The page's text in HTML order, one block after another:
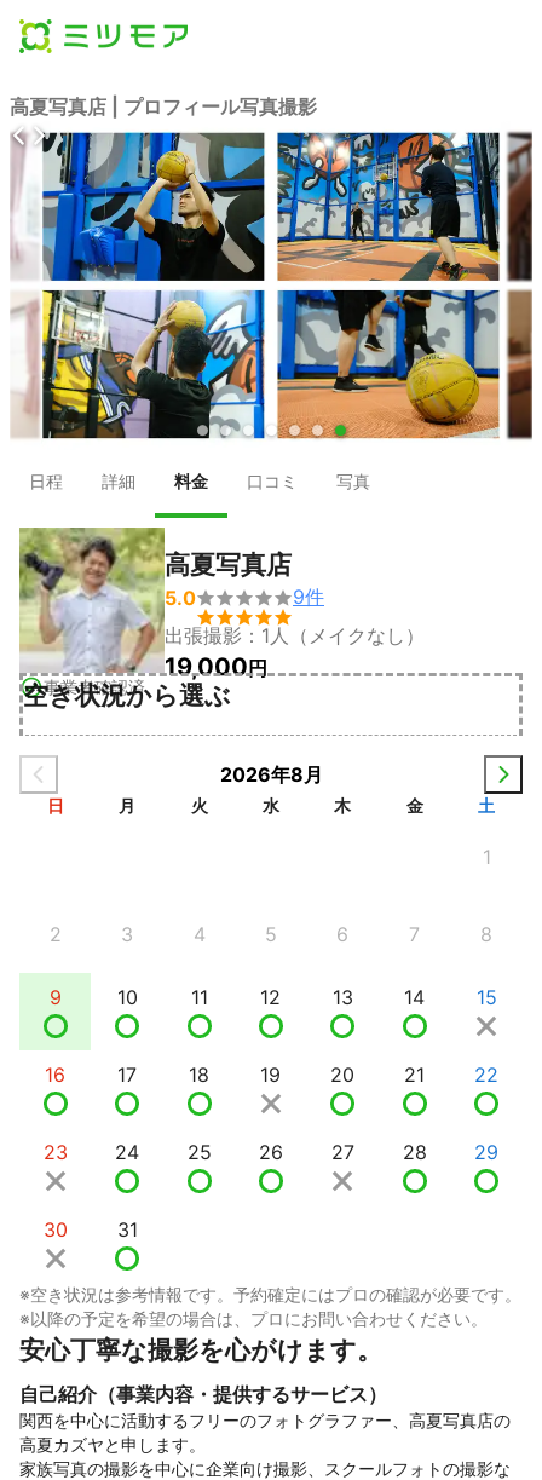
高夏写真店 | プロフィール写真撮影
● ● ● ● ● ● ●
日程 詳細 料金 口コミ 写真
事業者確認済
高夏写真店
5.0

9件
出張撮影：1人（メイクなし）
19,000円
空き状況から選ぶ
2026年8月
日 月 火 水 木 金 土
1
2 3 4 5 6 7 8
9 10 11 12 13 14 15
16 17 18 19 20 21 22
23 24 25 26 27 28 29
30 31
※空き状況は参考情報です。予約確定にはプロの確認が必要です。
※以降の予定を希望の場合は、プロにお問い合わせください。
安心丁寧な撮影を心がけます。
自己紹介（事業内容・提供するサービス）
関西を中心に活動するフリーのフォトグラファー、高夏写真店の
高夏カズヤと申します。
家族写真の撮影を中心に企業向け撮影、スクールフォトの撮影な